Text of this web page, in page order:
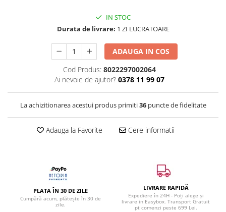
IN STOC
Durata de livrare: 1 ZI LUCRATOARE
ADAUGA IN COS
Cod Produs: 8022297002064
Ai nevoie de ajutor? 0378 11 99 07
La achizitionarea acestui produs primiti36puncte de fidelitate
Adauga la Favorite Cere informatii
PLATA ÎN 30 DE ZILE
Cumpără acum, plătește în 30 de
zile.
LIVRARE RAPIDĂ
Expediere în 24H - Poți alege și
livrare in Easybox. Transport Gratuit
pt comenzi peste 699 Lei.